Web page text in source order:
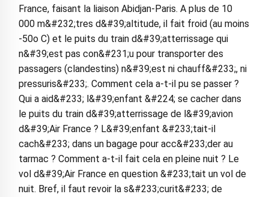
France, faisant la liaison Abidjan-Paris. A plus de 10
000 m&#232;tres d&#39;altitude, il fait froid (au moins
-50o C) et le puits du train d&#39;atterrissage qui
n&#39;est pas con&#231;u pour transporter des
passagers (clandestins) n&#39;est ni chauff&#233;, ni
pressuris&#233;. Comment cela a-t-il pu se passer ?
Qui a aid&#233; l&#39;enfant &#224; se cacher dans
le puits du train d&#39;atterrissage de l&#39;avion
d&#39;Air France ? L&#39;enfant &#233;tait-il
cach&#233; dans un bagage pour acc&#233;der au
tarmac ? Comment a-t-il fait cela en pleine nuit ? Le
vol d&#39;Air France en question &#233;tait un vol de
nuit. Bref, il faut revoir la s&#233;curit&#233; de